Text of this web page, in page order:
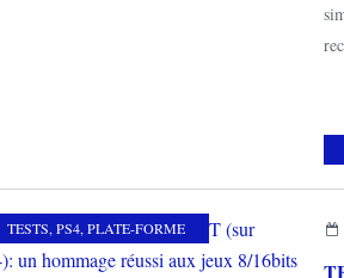
TESTS, PS4, PLATE-FORME